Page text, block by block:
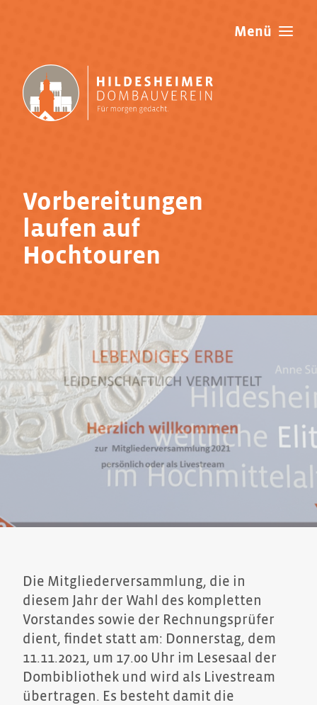
Verein
Projekte
Mitgliedschaft
Menü
Vorbereitungen
laufen auf
Hochtouren
Die Mitgliederversammlung, die in
diesem Jahr der Wahl des kompletten
Vorstandes sowie der Rechnungsprüfer
dient, findet statt am: Donnerstag, dem
11.11.2021, um 17.00 Uhr im Lesesaal der
Dombibliothek und wird als Livestream
übertragen. Es besteht damit die